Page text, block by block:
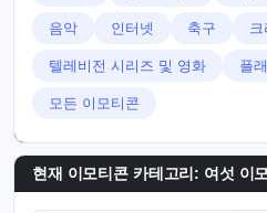
음악 인터넷 축구 크
텔레비전 시리즈 및 영화 플
모든 이모티콘
현재 이모티콘 카테고리: 여섯 이